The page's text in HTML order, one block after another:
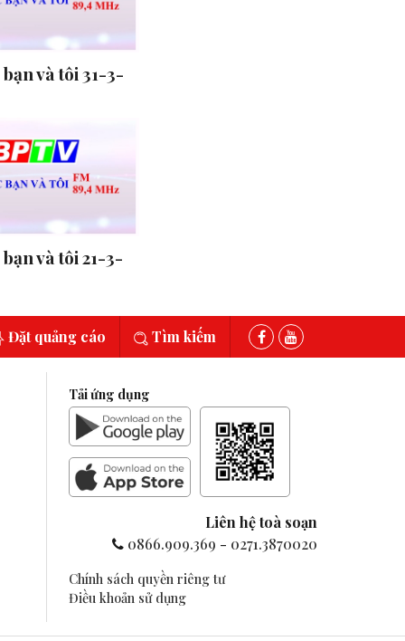
và tôi 31-3-
và tôi 21-3-
Đặt quảng cáo Tìm kiếm
Tải ứng dụng
Liên hệ toà soạn
0866.909.369 - 0271.3870020
Chính sách quyền riêng tư
Điều khoản sử dụng